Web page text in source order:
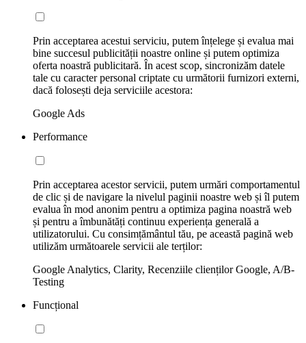
Prin acceptarea acestui serviciu, putem înțelege și evalua mai
bine succesul publicității noastre online și putem optimiza
oferta noastră publicitară. În acest scop, sincronizăm datele
tale cu caracter personal criptate cu următorii furnizori externi,
dacă folosești deja serviciile acestora:
Google Ads
Performance
Prin acceptarea acestor servicii, putem urmări comportamentul
de clic și de navigare la nivelul paginii noastre web și îl putem
evalua în mod anonim pentru a optimiza pagina noastră web
și pentru a îmbunătăți continuu experiența generală a
utilizatorului. Cu consimțământul tău, pe această pagină web
utilizăm următoarele servicii ale terților:
Google Analytics, Clarity, Recenziile clienților Google, A/B-
Testing
Funcțional